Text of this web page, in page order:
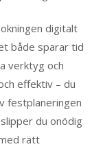
digitalt
både sparar tid
verktyg och
effektiv – du
festplaneringen
du onödig
rätt